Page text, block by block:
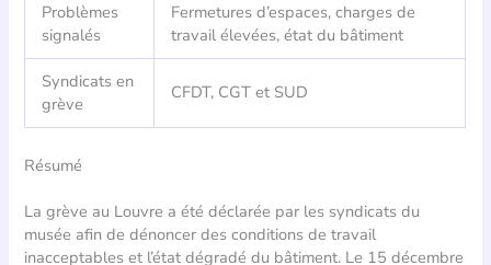
Problèmes
signalés
Fermetures d’espaces, charges de
travail élevées, état du bâtiment
Syndicats en
grève
CFDT, CGT et SUD
Résumé
La grève au Louvre a été déclarée par les syndicats du
musée afin de dénoncer des conditions de travail
inacceptables et l’état dégradé du bâtiment. Le 15 décembre